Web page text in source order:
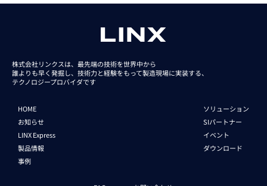
株式会社リンクスは、最先端の技術を世界中から
誰よりも早く発掘し、技術力と経験をもって製造現場に実装する、
テクノロジープロバイダです
HOME
お知らせ
LINX Express
製品情報
事例
ソリューション
SIパートナー
イベント
ダウンロード